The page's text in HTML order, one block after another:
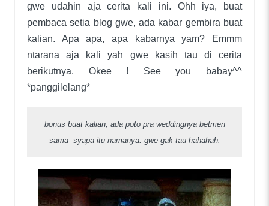
gwe udahin aja cerita kali ini. Ohh iya, buat
pembaca setia blog gwe, ada kabar gembira buat
kalian. Apa apa, apa kabarnya yam? Emmm
ntarana aja kali yah gwe kasih tau di cerita
berikutnya. Okee ! See you babay^^
*panggilelang*
bonus buat kalian, ada poto pra weddingnya betmen
sama syapa itu namanya. gwe gak tau hahahah.